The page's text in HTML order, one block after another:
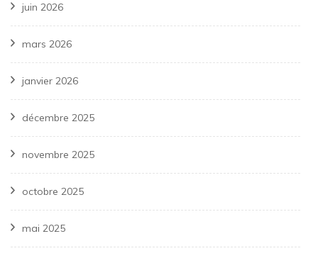
juin 2026
mars 2026
janvier 2026
décembre 2025
novembre 2025
octobre 2025
mai 2025